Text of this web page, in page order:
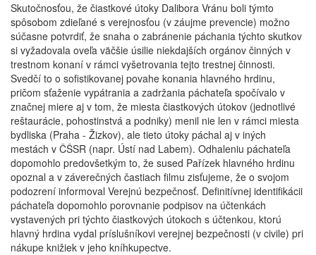
Skutočnosťou, že čiastkové útoky Dalibora Vránu boli týmto
spôsobom zdieľané s verejnosťou (v záujme prevencie) možno
súčasne potvrdiť, že snaha o zabránenie páchania týchto skutkov
si vyžadovala oveľa väčšie úsilie niekdajších orgánov činných v
trestnom konaní v rámci vyšetrovania tejto trestnej činnosti.
Svedčí to o sofistikovanej povahe konania hlavného hrdinu,
pričom sťaženie vypátrania a zadržania páchateľa spočívalo v
značnej miere aj v tom, že miesta čiastkových útokov (jednotlivé
reštaurácie, pohostinstvá a podniky) menil nie len v rámci miesta
bydliska (Praha - Žizkov), ale tieto útoky páchal aj v iných
mestách v ČŠSR (napr. Ústí nad Labem). Odhaleniu páchateľa
dopomohlo predovšetkým to, že sused Pařízek hlavného hrdinu
opoznal a v záverečných častiach filmu zisťujeme, že o svojom
podozrení informoval Verejnú bezpečnosť. Definitívnej identifikácii
páchateľa dopomohlo porovnanie podpisov na účtenkách
vystavených pri týchto čiastkových útokoch s účtenkou, ktorú
hlavný hrdina vydal príslušníkovi verejnej bezpečnosti (v civile) pri
nákupe knižiek v jeho kníhkupectve.